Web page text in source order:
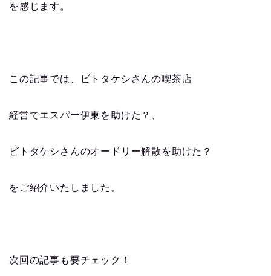
を感じます。
この記事では、ビトタケシさんの喫茶店
経営でエスパー伊東を助けた？、
ビトタケシさんのオードリー解散を助けた？
をご紹介いたしました。
次回の記事も要チェック！